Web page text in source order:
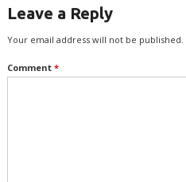
Leave a Reply
Your email address will not be published.
Comment *